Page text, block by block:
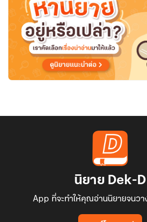
จัดการ
all
oc
นิยาย Dek-D
App ที่จะทำให้คุณอ่านนิยายจนวา